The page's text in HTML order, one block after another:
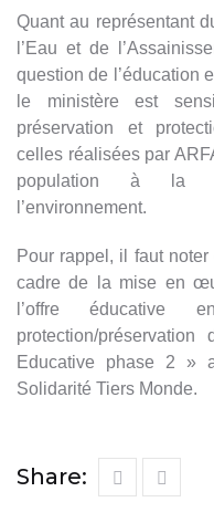
Quant au représentant
l’Eau et de
question de l’éducation
le ministère est
préservation et
celles réalisées par
population à la
l’environnement.
Pour rappel, il faut
cadre de la mise en
l’offre
protection/préservation
Educative phase 2 »
Solidarité Tiers Monde.
Share: